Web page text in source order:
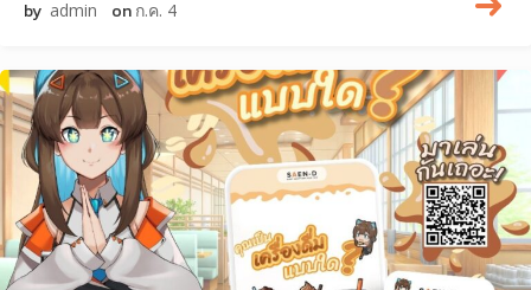
by admin on ก.ค. 4